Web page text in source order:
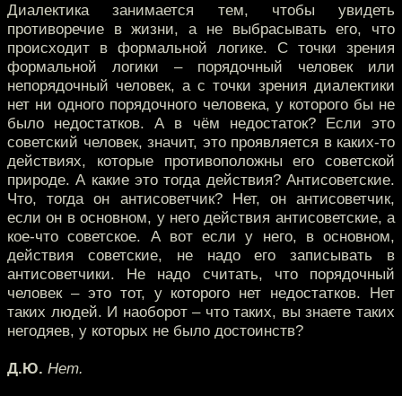
Диалектика занимается тем, чтобы увидеть
противоречие в жизни, а не выбрасывать его, что
происходит в формальной логике. С точки зрения
формальной логики – порядочный человек или
непорядочный человек, а с точки зрения диалектики
нет ни одного порядочного человека, у которого бы не
было недостатков. А в чём недостаток? Если это
советский человек, значит, это проявляется в каких-то
действиях, которые противоположны его советской
природе. А какие это тогда действия? Антисоветские.
Что, тогда он антисоветчик? Нет, он антисоветчик,
если он в основном, у него действия антисоветские, а
кое-что советское. А вот если у него, в основном,
действия советские, не надо его записывать в
антисоветчики. Не надо считать, что порядочный
человек – это тот, у которого нет недостатков. Нет
таких людей. И наоборот – что таких, вы знаете таких
негодяев, у которых не было достоинств?
Д.Ю. Нет.